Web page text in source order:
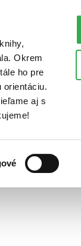
Okrem
ho pre
orientáciu.
aj s